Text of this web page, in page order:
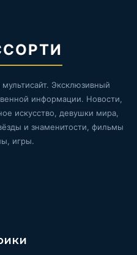
Эксклюзивный
информации. Новости,
искусство, девушки мира,
и знаменитости, фильмы
игры.